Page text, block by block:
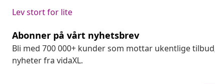
Lev stort for lite
Abonner på vårt nyhetsbrev
Bli med 700 000+ kunder som mottar ukentlige
nyheter fra vidaXL.